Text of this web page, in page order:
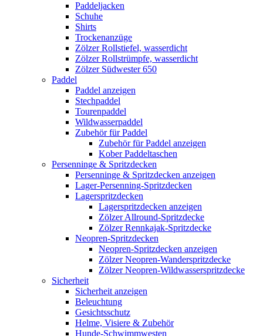
Paddeljacken
Schuhe
Shirts
Trockenanzüge
Zölzer Rollstiefel, wasserdicht
Zölzer Rollstrümpfe, wasserdicht
Zölzer Südwester 650
Paddel
Paddel anzeigen
Stechpaddel
Tourenpaddel
Wildwasserpaddel
Zubehör für Paddel
Zubehör für Paddel anzeigen
Kober Paddeltaschen
Persenninge & Spritzdecken
Persenninge & Spritzdecken anzeigen
Lager-Persenning-Spritzdecken
Lagerspritzdecken
Lagerspritzdecken anzeigen
Zölzer Allround-Spritzdecke
Zölzer Rennkajak-Spritzdecke
Neopren-Spritzdecken
Neopren-Spritzdecken anzeigen
Zölzer Neopren-Wanderspritzdecke
Zölzer Neopren-Wildwasserspritzdecke
Sicherheit
Sicherheit anzeigen
Beleuchtung
Gesichtsschutz
Helme, Visiere & Zubehör
Hunde-Schwimmwesten